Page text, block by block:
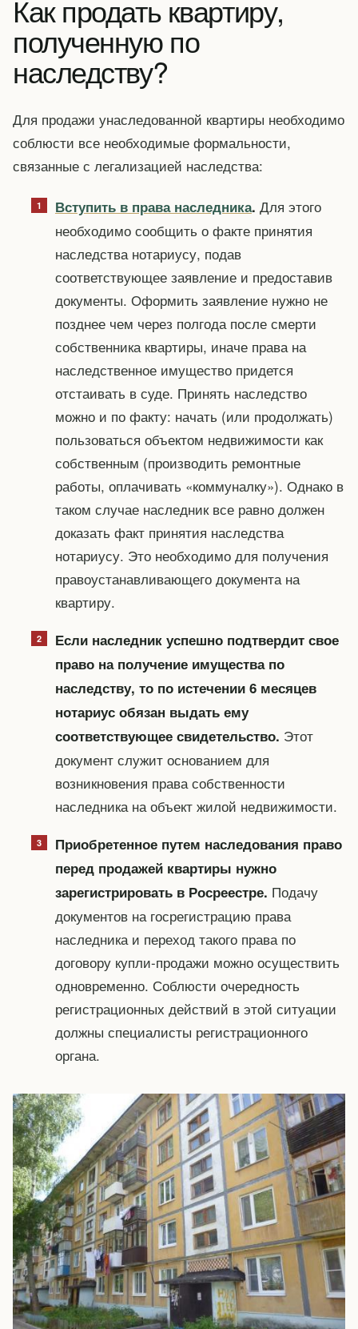
Как продать квартиру,
полученную по
наследству?
Для продажи унаследованной квартиры необходимо
соблюсти все необходимые формальности,
связанные с легализацией наследства:
Вступить в права наследника. Для этого
необходимо сообщить о факте принятия
наследства нотариусу, подав
соответствующее заявление и предоставив
документы. Оформить заявление нужно не
позднее чем через полгода после смерти
собственника квартиры, иначе права на
наследственное имущество придется
отстаивать в суде. Принять наследство
можно и по факту: начать (или продолжать)
пользоваться объектом недвижимости как
собственным (производить ремонтные
работы, оплачивать «коммуналку»). Однако в
таком случае наследник все равно должен
доказать факт принятия наследства
нотариусу. Это необходимо для получения
правоустанавливающего документа на
квартиру.
Если наследник успешно подтвердит свое
право на получение имущества по
наследству, то по истечении 6 месяцев
нотариус обязан выдать ему
соответствующее свидетельство. Этот
документ служит основанием для
возникновения права собственности
наследника на объект жилой недвижимости.
Приобретенное путем наследования право
перед продажей квартиры нужно
зарегистрировать в Росреестре. Подачу
документов на госрегистрацию права
наследника и переход такого права по
договору купли-продажи можно осуществить
одновременно. Соблюсти очередность
регистрационных действий в этой ситуации
должны специалисты регистрационного
органа.